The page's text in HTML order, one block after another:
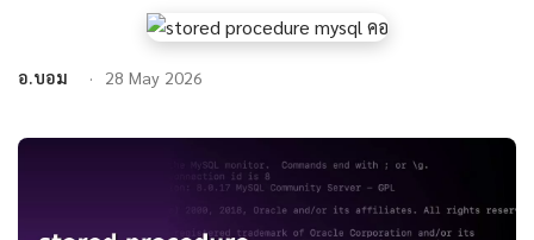
อ.บอม 28 May 2026